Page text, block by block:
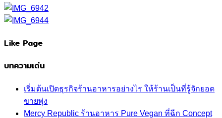
Like Page
บทความเด่น
เริ่มต้นเปิดธุรกิจร้านอาหารอย่างไร ให้ร้านเป็นที่รู้จักยอด
ขายพุ่ง
Mercy Republic ร้านอาหาร Pure Vegan ที่ฉีก Concept